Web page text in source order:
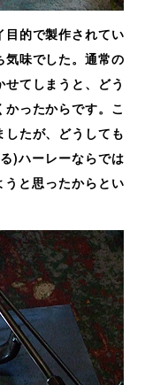
目的で製作されてい
気味でした。通常の
てしまうと、どう
ったからです。こ
したが、どうしても
)ハーレーならでは
と思ったからとい